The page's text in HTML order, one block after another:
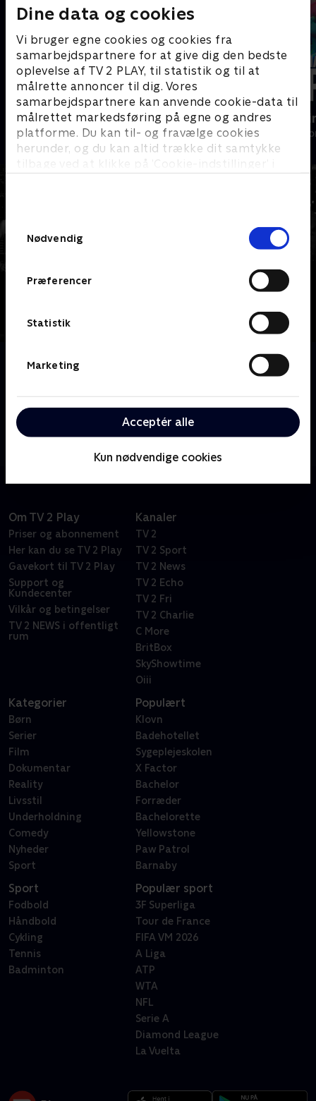
Dine data og cookies
Vi bruger egne cookies og cookies fra
samarbejdspartnere for at give dig den bedste
oplevelse af TV 2 PLAY, til statistik og til at
målrette annoncer til dig. Vores
samarbejdspartnere kan anvende cookie-data til
målrettet markedsføring på egne og andres
platforme. Du kan til- og fravælge cookies
herunder, og du kan altid trække dit samtykke
tilbage ved at klikke på ’Cookie-indstillinger’ i
Nødvendig
Præferencer
Statistik
Marketing
Acceptér alle
Kun nødvendige cookies
Bjergets helte
Drama • 15 sæsoner
Happy
Drama • 1
Om Suits
Dyk ned i den tempofyldte verden i et af Manhattans
Harvey Specter tager et risikabelt skridt ved at
ansætte Mike Ross, en genial, men umotiveret
Om TV 2 Play
Priser og abonnement
Her kan du se TV 2 Play
Gavekort til TV 2 Play
Support og
Kundecenter
Vilkår og betingelser
TV 2 NEWS i offentligt
rum
Kanaler
TV 2
TV 2 Sport
TV 2 News
TV 2 Echo
TV 2 Fri
TV 2 Charlie
C More
BritBox
SkyShowtime
Oiii
Kategorier
Børn
Serier
Film
Dokumentar
Reality
Livsstil
Underholdning
Comedy
Nyheder
Sport
Populært
Klovn
Badehotellet
Sygeplejeskolen
X Factor
Bachelor
Forræder
Bachelorette
Yellowstone
Paw Patrol
Barnaby
Sport
Fodbold
Håndbold
Cykling
Tennis
Badminton
Populær sport
3F Superliga
Tour de France
FIFA VM 2026
A Liga
ATP
WTA
NFL
Serie A
Diamond League
La Vuelta